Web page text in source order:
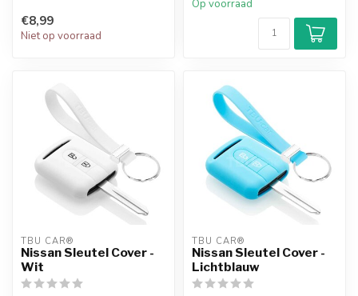
€8,99
Niet op voorraad
Op voorraad
TBU CAR®
Nissan Sleutel Cover -
Wit
TBU CAR®
Nissan Sleutel Cover -
Lichtblauw